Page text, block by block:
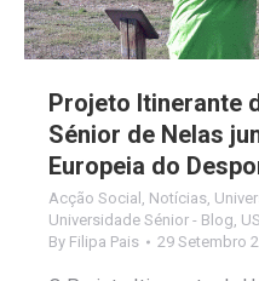
Projeto Itinerante
Sénior de Nelas
Europeia do
Acção Social Notícias
Universidade Sénior - Blog
By Filipa Pais 29 Setembro